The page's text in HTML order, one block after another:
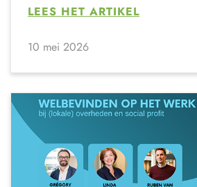
LEES HET ARTIKEL
10 mei 2026